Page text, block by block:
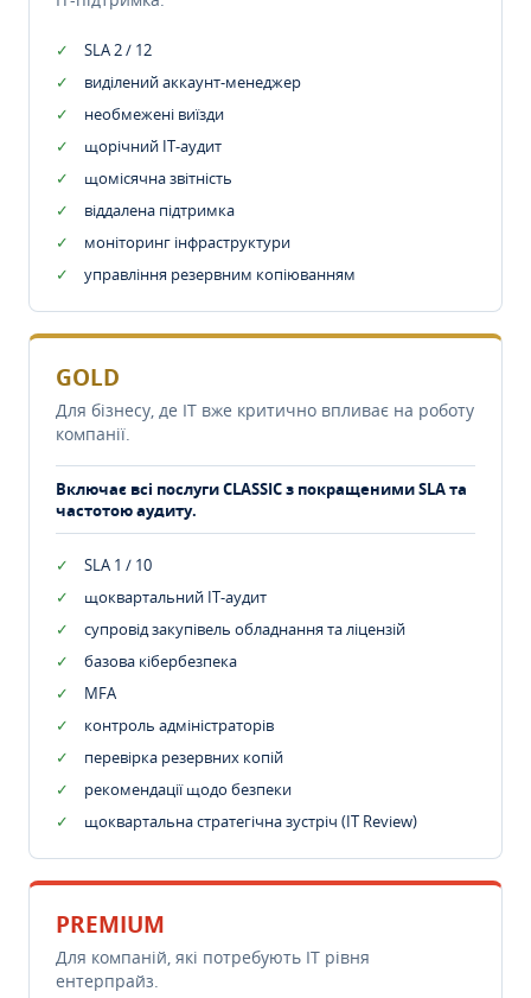
SLA 2 / 12
виділений аккаунт-менеджер
необмежені виїзди
щорічний IT-аудит
щомісячна звітність
віддалена підтримка
моніторинг інфраструктури
управління резервним копіюванням
GOLD
Для бізнесу, де IT вже критично впливає на роботу
компанії.
Включає всі послуги CLASSIC з покращеними SLA та
частотою аудиту.
SLA 1 / 10
щоквартальний IT-аудит
супровід закупівель обладнання та ліцензій
базова кібербезпека
MFA
контроль адміністраторів
перевірка резервних копій
рекомендації щодо безпеки
щоквартальна стратегічна зустріч (IT Review)
PREMIUM
Для компаній, які потребують ІТ рівня
ентерпрайз.